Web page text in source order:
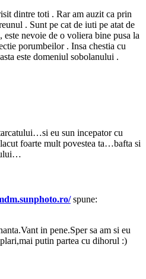
dintre toti . Rar am auzit ca prin
. Sunt pe cat de iuti pe atat de
este nevoie de o voliera bine pusa la
porumbeilor . Insa chestia cu
este domeniul sobolanului .
eu sun incepator cu
foarte mult povestea ta…bafta si
spune:
in pene.Sper sa am si eu
putin partea cu dihorul :)